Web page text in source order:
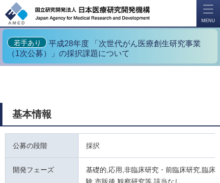
MENU
若手あり
平成28年度 「次世代がん医療創生研究事業
（1次公募）」の採択課題について
基本情報
公募の段階 採択
開発フェーズ
基礎的,応用,非臨床研究・前臨床研究,臨床